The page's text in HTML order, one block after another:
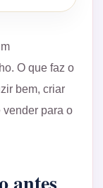
O que faz o
bem, criar
vender para o